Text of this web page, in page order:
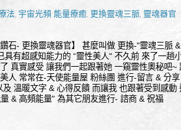
法, 宇宙光頻 能量療癒, 更換靈魂三脈, 靈魂器官
鑽石- 更換靈魂器官】 甚麼叫做 更換-"靈魂三脈
具有超感知能力的 “靈性美人" 不久前 來了一趟
真實感受 讓我們一起跟著她 一窺靈性奧秘吧~
人 常常在-天使能量屋 粉絲團 進行-留言 & 分
及 溫暖文字 & 心得反饋 而讓我 也跟著受到感動
& 高頻能量" 為其它朋友進行- 諮商 & 祝福